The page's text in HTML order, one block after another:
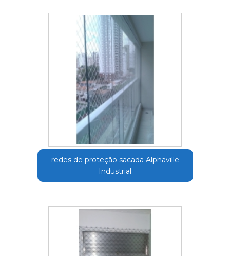
redes de proteção sacada Alphaville
Industrial